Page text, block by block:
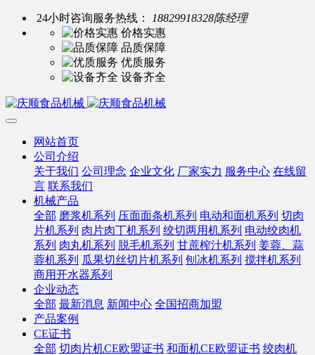
24小时咨询服务热线：
18829918328陈经理
价格实惠
品质保障
优质服务
设备齐全
网站首页
公司介绍
关于我们 公司理念 企业文化 厂家实力 服务中心 在线留
言 联系我们
机械产品
全部 磨浆机系列 压面面条机系列 电动和面机系列 切肉
片机系列 肉片肉丁机系列 绞切两用机系列 电动绞肉机
系列 肉丸机系列 脱毛机系列 甘蔗榨汁机系列 姜蓉、蒜
蓉机系列 瓜果切丝切片机系列 刨冰机系列 搅拌机系列
商用开水器系列
企业动态
全部 最新消息 新闻中心 全国招商加盟
产品案例
CE证书
全部 切肉片机CE欧盟证书 和面机CE欧盟证书 绞肉机